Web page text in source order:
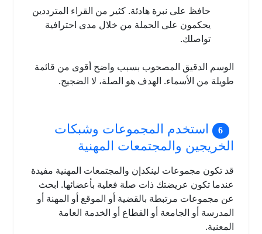
حافظ على نبرة هادئة. كثير من القراء المترددين
يحكمون على الحملة من خلال مدى احترافية
تواصلك.
الوسم الدقيق المصحوب بسبب واضح أقوى من قائمة
طويلة من الأسماء. الهدف هو الصلة، لا الضجيج.
استخدم المجموعات وشبكات
الخريجين والمجتمعات المهنية
قد تكون مجموعات لينكدإن والمجتمعات المهنية مفيدة
عندما تكون عريضتك ذات صلة فعلية بأعضائها. ابحث
عن مجموعات مرتبطة بالقضية أو الموقع أو المهنة أو
المدرسة أو الجامعة أو القطاع أو الخدمة العامة
المعنية.